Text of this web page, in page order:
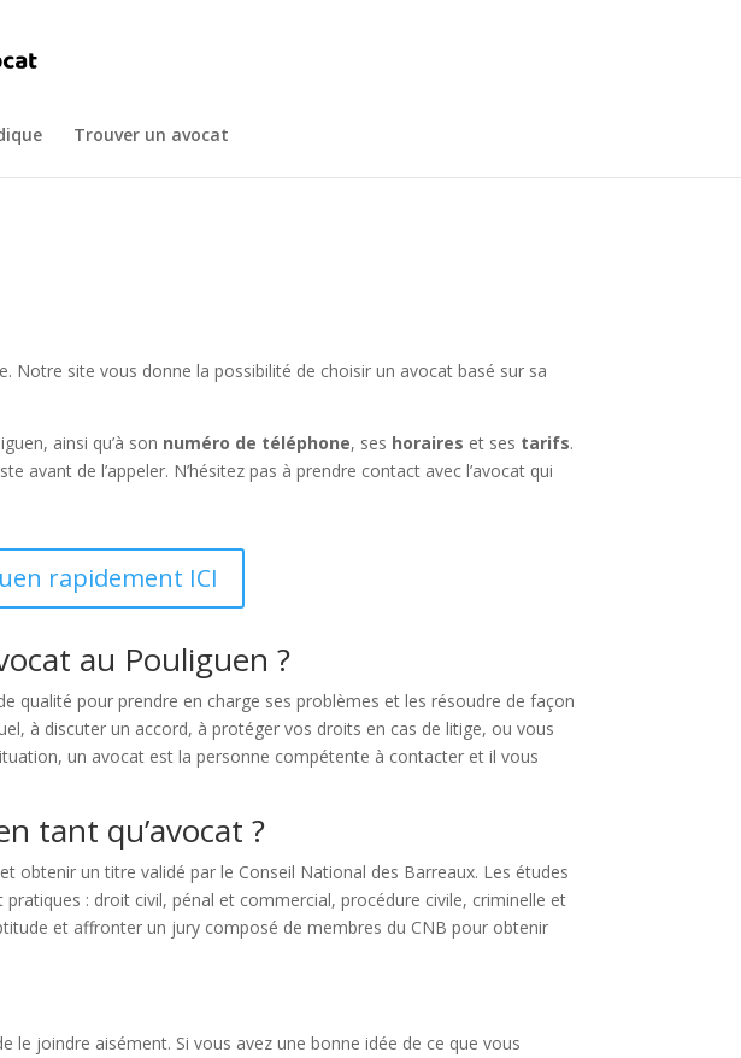
Trouver un avocat
Notre site vous donne la possibilité de choisir un avocat basé sur sa
ainsi qu’à son numéro de téléphone, ses horaires et ses tarifs.
de l’appeler. N’hésitez pas à prendre contact avec l’avocat qui
rapidement ICI
au Pouliguen ?
qualité pour prendre en charge ses problèmes et les résoudre de façon
à discuter un accord, à protéger vos droits en cas de litige, ou vous
un avocat est la personne compétente à contacter et il vous
tant qu’avocat ?
obtenir un titre validé par le Conseil National des Barreaux. Les études
: droit civil, pénal et commercial, procédure civile, criminelle et
et affronter un jury composé de membres du CNB pour obtenir
le joindre aisément. Si vous avez une bonne idée de ce que vous